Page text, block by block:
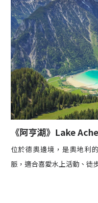
《阿亨湖》Lake
位於德奧邊境，是奧地利
脈，適合喜愛水上活動、徒